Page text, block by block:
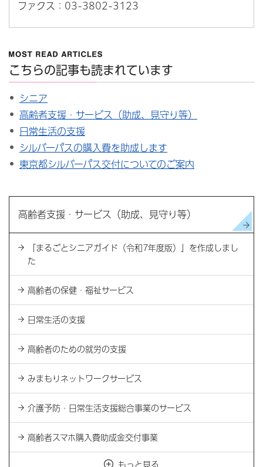
ファクス：03-3802-3123
こちらの記事も読まれています
シニア
高齢者支援・サービス（助成、見守り等）
日常生活の支援
シルバーパスの購入費を助成します
東京都シルバーパス交付についてのご案内
高齢者支援・サービス（助成、見守り等）
「まるごとシニアガイド（令和7年度版）」を作成しまし
た
高齢者の保健・福祉サービス
日常生活の支援
高齢者のための就労の支援
みまもりネットワークサービス
介護予防・日常生活支援総合事業のサービス
高齢者スマホ購入費助成金交付事業
もっと見る